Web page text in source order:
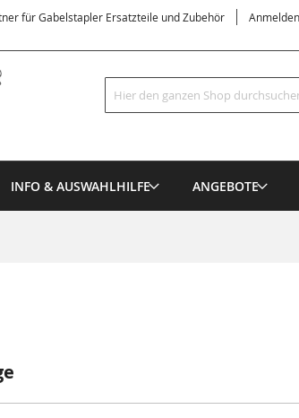
für Gabelstapler Ersatzteile und Zubehör Anmelden
Suche
INFO & AUSWAHLHILFE ANGEBOTE